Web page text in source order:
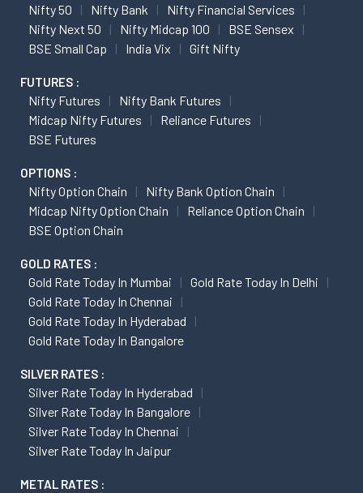
Nifty 50 Nifty Bank
Nifty Financial Services
Nifty Next 50
Nifty Midcap 100
BSE Sensex
BSE Small Cap
India Vix Gift Nifty
FUTURES :
Nifty Futures
Nifty Bank Futures
Midcap Nifty Futures
Reliance Futures
BSE Futures
OPTIONS :
Nifty Option Chain
Nifty Bank Option Chain
Midcap Nifty Option Chain
Reliance Option Chain
BSE Option Chain
GOLD RATES :
Gold Rate Today In Mumbai
Gold Rate Today In Delhi
Gold Rate Today In Chennai
Gold Rate Today In Hyderabad
Gold Rate Today In Bangalore
SILVER RATES :
Silver Rate Today In Hyderabad
Silver Rate Today In Bangalore
Silver Rate Today In Chennai
Silver Rate Today In Jaipur
METAL RATES :